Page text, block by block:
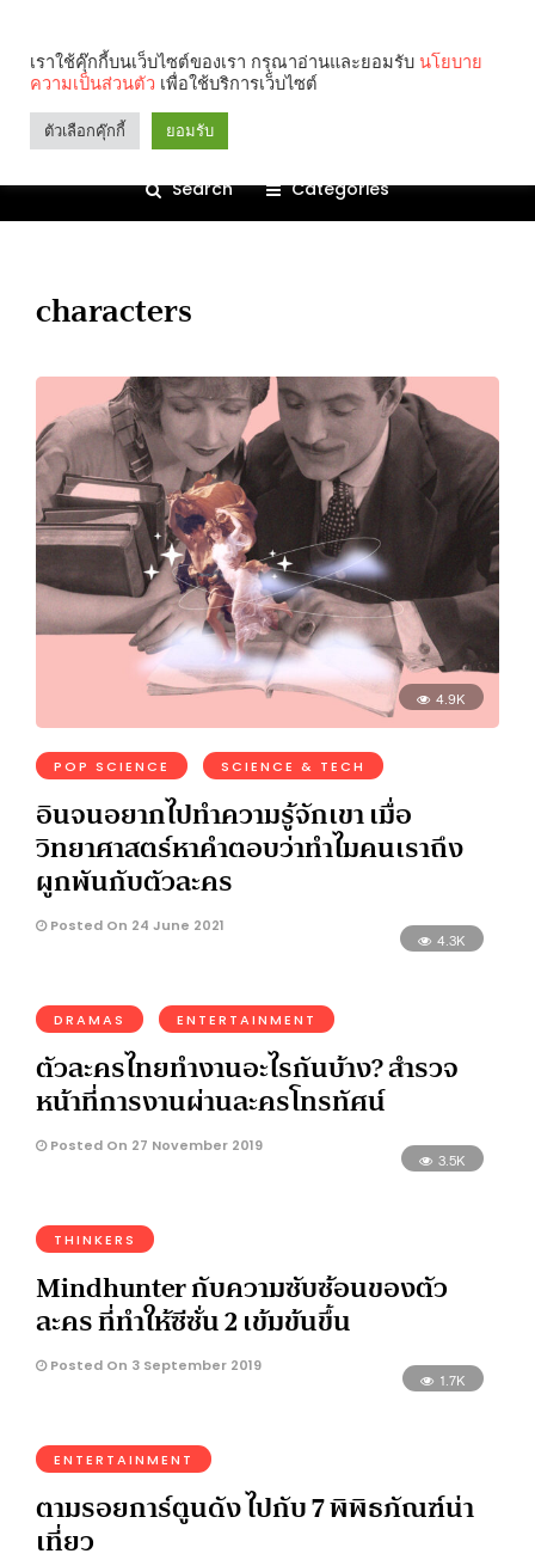
Search Categories
characters
4.9K
POP SCIENCE SCIENCE & TECH
อินจนอยากไปทำความรู้จักเขา เมื่อ
วิทยาศาสตร์หาคำตอบว่าทำไมคนเราถึง
ผูกพันกับตัวละคร
Posted On 24 June 2021
4.3K
DRAMAS ENTERTAINMENT
ตัวละครไทยทำงานอะไรกันบ้าง? สำรวจ
หน้าที่การงานผ่านละครโทรทัศน์
Posted On 27 November 2019
3.5K
THINKERS
Mindhunter กับความซับซ้อนของตัว
ละคร ที่ทำให้ซีซั่น 2 เข้มข้นขึ้น
Posted On 3 September 2019
1.7K
ENTERTAINMENT
ตามรอยการ์ตูนดัง ไปกับ 7 พิพิธภัณฑ์น่า
เที่ยว
เราใช้คุ๊กกี้บนเว็บไซต์ของเรา กรุณาอ่านและยอมรับ นโยบาย
ความเป็นส่วนตัว เพื่อใช้บริการเว็บไซต์
ตัวเลือกคุ๊กกี้ ยอมรับ